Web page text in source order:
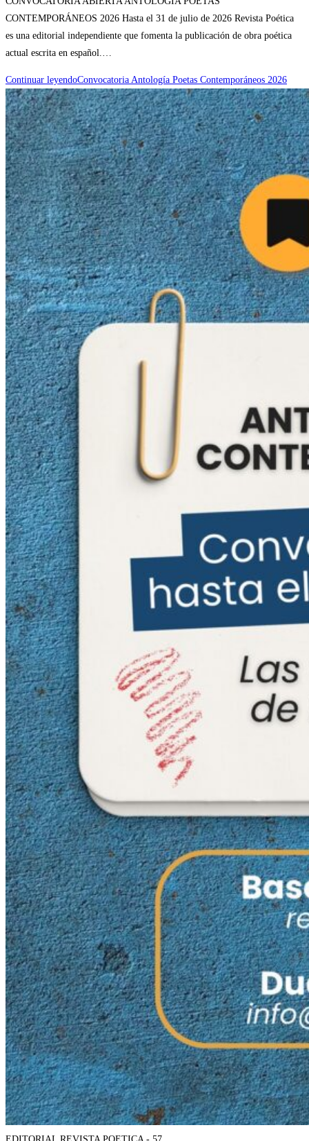
CONTEMPORÁNEOS 2026 Hasta el 31 de julio de 2026 Revista Poética
es una editorial independiente que fomenta la publicación de obra poética
actual escrita en español.…
Continuar leyendoConvocatoria Antología Poetas Contemporáneos 2026